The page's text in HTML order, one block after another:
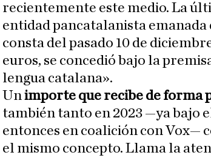
recientemente este medio. La
entidad pancatalanista emanada
consta del pasado 10 de
euros, se concedió bajo la
lengua catalana».
Unimporte que recibe de forma
también tanto en 2023 —ya bajo
entonces en coalición con Vox—
el mismo concepto. Llama la